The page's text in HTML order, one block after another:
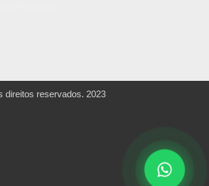
direitos reservados. 2023